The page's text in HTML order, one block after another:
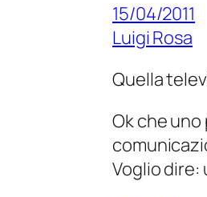
15/04/2011
Luigi Rosa
Quella
Ok che
Voglio dire: